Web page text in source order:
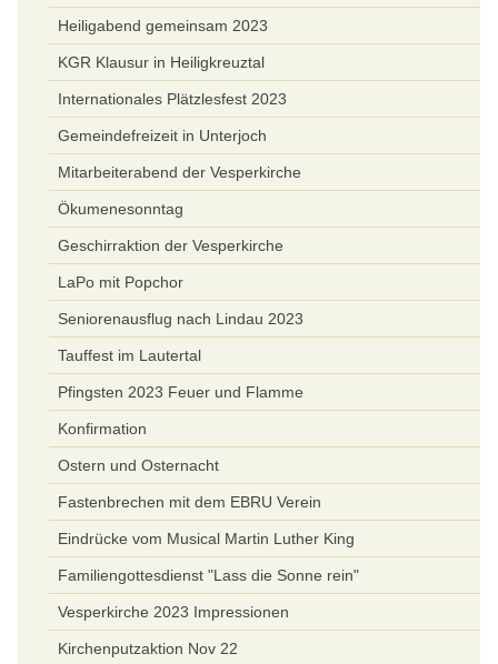
Heiligabend gemeinsam 2023
KGR Klausur in Heiligkreuztal
Internationales Plätzlesfest 2023
Gemeindefreizeit in Unterjoch
Mitarbeiterabend der Vesperkirche
Ökumenesonntag
Geschirraktion der Vesperkirche
LaPo mit Popchor
Seniorenausflug nach Lindau 2023
Tauffest im Lautertal
Pfingsten 2023 Feuer und Flamme
Konfirmation
Ostern und Osternacht
Fastenbrechen mit dem EBRU Verein
Eindrücke vom Musical Martin Luther King
Familiengottesdienst "Lass die Sonne rein"
Vesperkirche 2023 Impressionen
Kirchenputzaktion Nov 22